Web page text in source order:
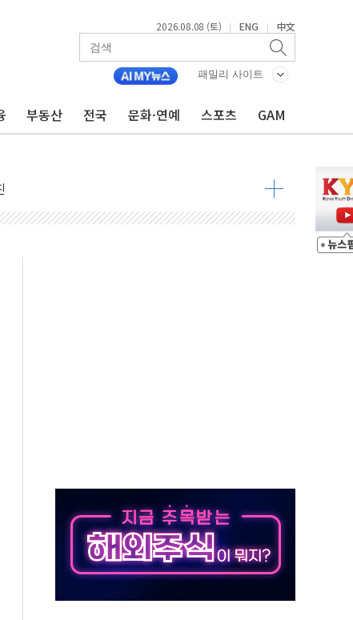
2026.08.08 (토) | ENG | 中文
패밀리 사이트
부동산 전국 문화·연예 스포츠 GAM
대' 우려
래 격차 확대'
구
위협에 맞설 자체 억지력 강화
美 해상봉쇄 영향
'활짝'
선물 1%대 상승
후퇴
광주↑ VS 트레이드데스크·웬디스↓
찾겠다"